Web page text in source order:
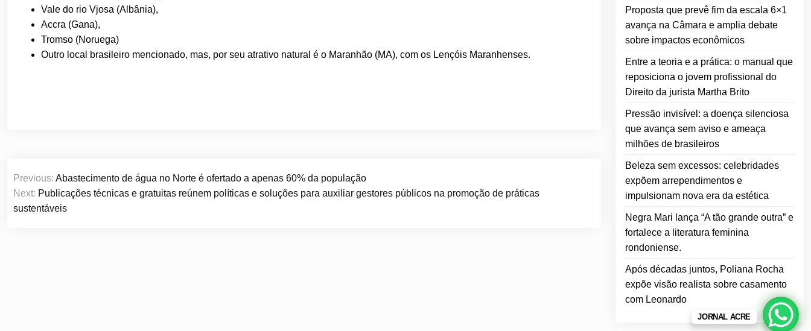
Vale do rio Vjosa (Albânia),
Accra (Gana),
Tromso (Noruega)
Outro local brasileiro mencionado, mas, por seu atrativo natural é o Maranhão (MA), com os Lençóis Maranhenses.
de
Post
Previous: Abastecimento de água no Norte é ofertado a apenas 60% da população
Next: Publicações técnicas e gratuitas reúnem políticas e soluções para auxiliar gestores públicos na promoção de práticas
sustentáveis
Proposta que prevê fim da escala 6×1
avança na Câmara e amplia debate
sobre impactos econômicos
Entre a teoria e a prática: o manual que
reposiciona o jovem profissional do
Direito da jurista Martha Brito
Pressão invisível: a doença silenciosa
que avança sem aviso e ameaça
milhões de brasileiros
Beleza sem excessos: celebridades
expõem arrependimentos e
impulsionam nova era da estética
Negra Mari lança “A tão grande outra” e
fortalece a literatura feminina
rondoniense.
Após décadas juntos, Poliana Rocha
expõe visão realista sobre casamento
com Leonardo
JORNAL ACRE